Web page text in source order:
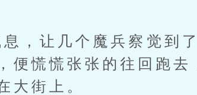
，让几个魔兵察觉到
便慌慌张张的往回跑去
大街上。